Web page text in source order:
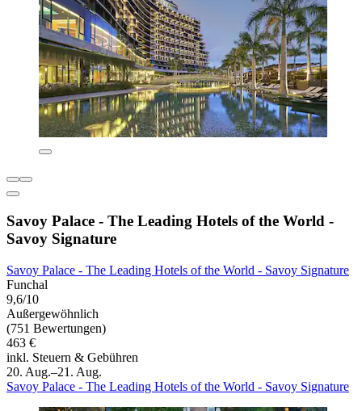
Savoy Palace - The Leading Hotels of the World -
Savoy Signature
Savoy Palace - The Leading Hotels of the World - Savoy Signature
Funchal
9,6/10
Außergewöhnlich
(751 Bewertungen)
463 €
inkl. Steuern & Gebühren
20. Aug.–21. Aug.
Savoy Palace - The Leading Hotels of the World - Savoy Signature